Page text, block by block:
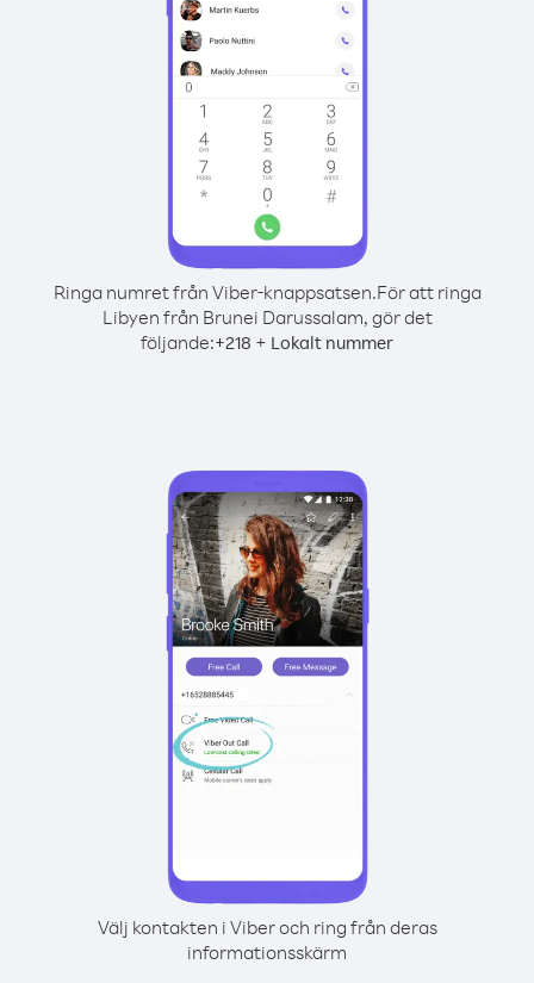
Ringa numret från Viber-knappsatsen.För att ringa
Libyen från Brunei Darussalam, gör det
följande:+218 + Lokalt nummer
Välj kontakten i Viber och ring från deras
informationsskärm